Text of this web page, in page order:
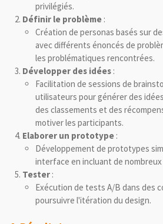
privilégiés.
Définir le problème:
Création de personas basés sur
avec différents énoncés de
les problématiques rencontrées.
Développer des idées:
Facilitation de sessions de
utilisateurs pour générer des
des classements et des
motiver les participants.
Elaborer un prototype:
Développement de prototypes
interface en incluant de
Tester:
Exécution de tests A/B dans des
poursuivre l'itération du design.